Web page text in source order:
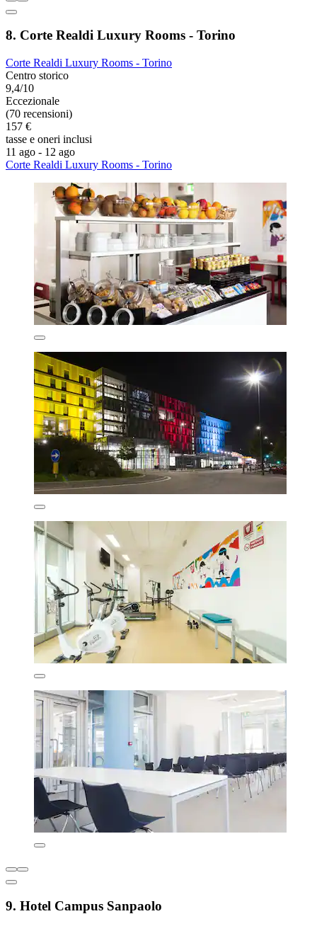
8. Corte Realdi Luxury Rooms - Torino
Corte Realdi Luxury Rooms - Torino
Centro storico
9,4/10
Eccezionale
(70 recensioni)
157 €
tasse e oneri inclusi
11 ago - 12 ago
Corte Realdi Luxury Rooms - Torino
9. Hotel Campus Sanpaolo